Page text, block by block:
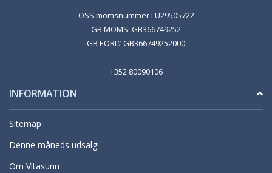
OSS momsnummer LU29505722
GB MOMS: GB366749252
GB EORI# GB366749252000
+352 80090106
INFORMATION
Sitemap
Denne måneds udsalg!
Om Vitasunn